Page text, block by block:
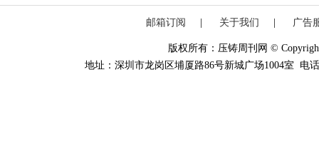
邮箱订阅 关于我们 广告
版权所有：压铸周刊网 ©
地址：深圳市龙岗区埔厦路86号新城广场1004室 电